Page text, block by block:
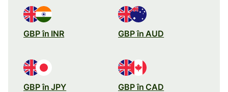
GBP în INR GBP în AUD
GBP în JPY GBP în CAD